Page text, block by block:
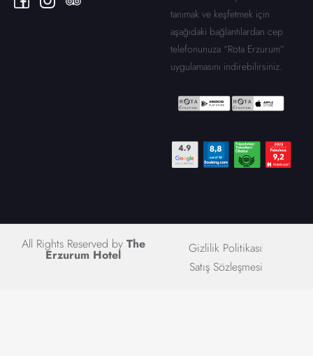
tanımak ve keşfetmek için
aşağıdaki bağlantılardan cep
telefonunuza “Rota Erzurum”
uygulamasını indirebilirsiniz.
All Rights Reserved by The
Erzurum Hotel
Gizlilik Politikası
Satış Sözleşmesi